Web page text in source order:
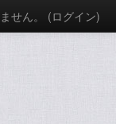
せん。 (ログイン)